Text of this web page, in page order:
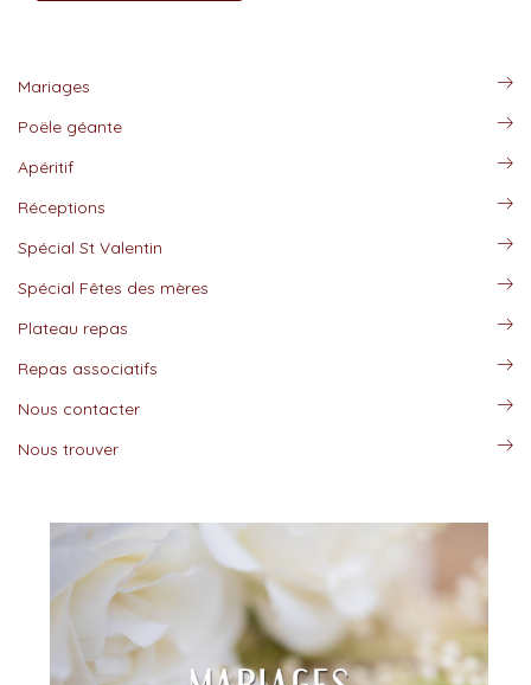
Mariages
Poële géante
Apéritif
Réceptions
Spécial St Valentin
Spécial Fêtes des mères
Plateau repas
Repas associatifs
Nous contacter
Nous trouver